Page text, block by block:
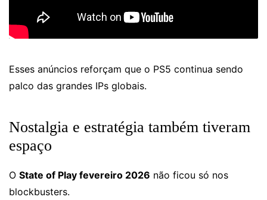
Esses anúncios reforçam que o PS5 continua sendo
palco das grandes IPs globais.
Nostalgia e estratégia também tiveram
espaço
O State of Play fevereiro 2026 não ficou só nos
blockbusters.